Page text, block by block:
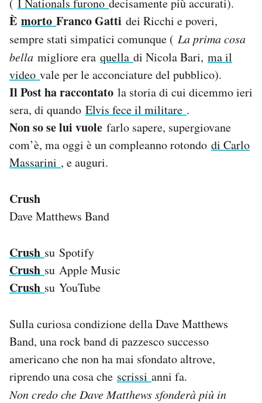
( I Nationals furono decisamente più accurati).
È morto Franco Gatti dei Ricchi e poveri,
sempre stati simpatici comunque ( La prima cosa
bella migliore era quella di Nicola Bari, ma il
video vale per le acconciature del pubblico).
Il Post ha raccontato la storia di cui dicemmo ieri
sera, di quando Elvis fece il militare .
Non so se lui vuole farlo sapere, supergiovane
com’è, ma oggi è un compleanno rotondo di Carlo
Massarini , e auguri.
Crush
Dave Matthews Band
Crush su Spotify
Crush su Apple Music
Crush su YouTube
Sulla curiosa condizione della Dave Matthews
Band, una rock band di pazzesco successo
americano che non ha mai sfondato altrove,
riprendo una cosa che scrissi anni fa.
Non credo che Dave Matthews sfonderà più in